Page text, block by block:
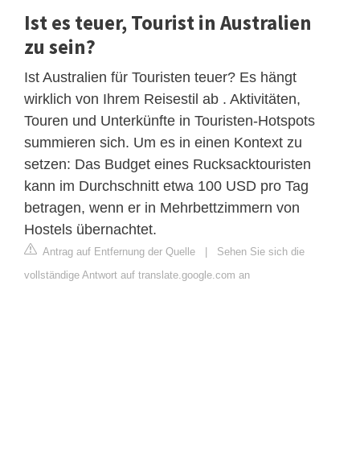
Ist es teuer, Tourist in Australien
zu sein?
Ist Australien für Touristen teuer? Es hängt
wirklich von Ihrem Reisestil ab . Aktivitäten,
Touren und Unterkünfte in Touristen-Hotspots
summieren sich. Um es in einen Kontext zu
setzen: Das Budget eines Rucksacktouristen
kann im Durchschnitt etwa 100 USD pro Tag
betragen, wenn er in Mehrbettzimmern von
Hostels übernachtet.
Antrag auf Entfernung der Quelle
Sehen Sie sich die
vollständige Antwort auf translate.google.com an